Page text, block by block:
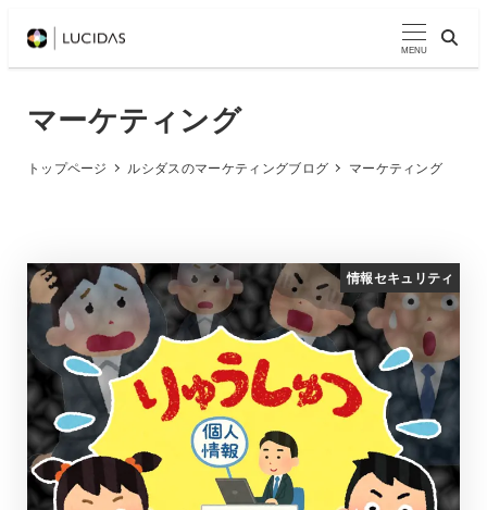
MENU
マーケティング
トップページ ルシダスのマーケティングブログ マーケティング
情報セキュリティ